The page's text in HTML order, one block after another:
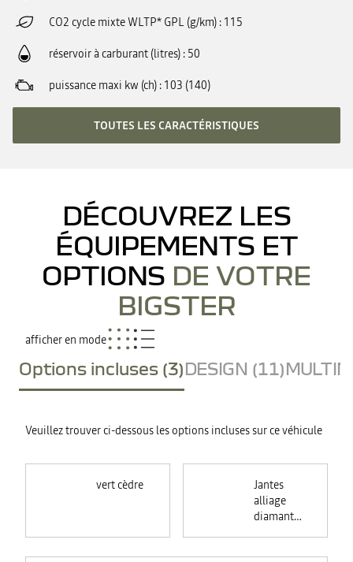
CO2 cycle mixte WLTP* GPL (g/km) 115
réservoir à carburant (litres) 50
puissance maxi kw (ch) 103 (140)
TOUTES LES CARACTÉRISTIQUES
DÉCOUVREZ LES
ÉQUIPEMENTS ET
OPTIONS DE VOTRE
BIGSTER
afficher en mode
Options incluses (3)DESIGN (11)
Veuillez trouver ci-dessous les options incluses sur ce véhicule
vert cèdre
Jantes
alliage
diamantées